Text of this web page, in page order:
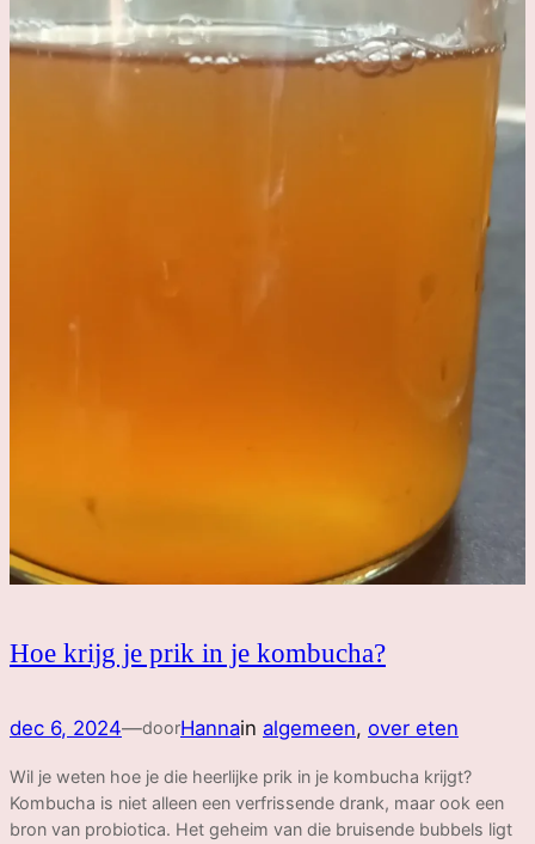
Hoe krijg je prik in je kombucha?
dec 6, 2024—doorHannain algemeen, over eten
Wil je weten hoe je die heerlijke prik in je kombucha krijgt?
Kombucha is niet alleen een verfrissende drank, maar ook een
bron van probiotica. Het geheim van die bruisende bubbels ligt